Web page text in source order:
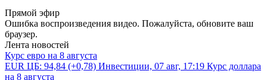
Прямой эфир
Ошибка воспроизведения видео. Пожалуйста, обновите ваш
браузер.
Лента новостей
Курс евро на 8 августа
EUR ЦБ: 94,84 (+0,78) Инвестиции, 07 авг, 17:19 Курс доллара
на 8 августа